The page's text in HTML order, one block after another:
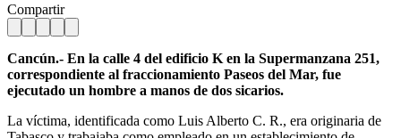
Compartir
Cancún.- En la calle 4 del edificio K en la Supermanzana 251,
correspondiente al fraccionamiento Paseos del Mar, fue
ejecutado un hombre a manos de dos sicarios.
La víctima, identificada como Luis Alberto C. R., era originaria de